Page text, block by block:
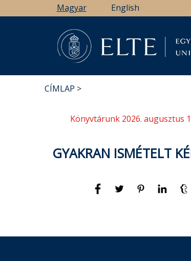
a
Magyar English
CÍMLAP
Könyvtárunk 2026. augusztus
GYAKRAN ISMÉTELT